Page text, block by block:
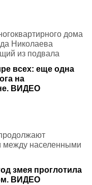
дома
Николаева
из подвала
всех: еще одна
на
ВИДЕО
между населенными
змея проглотила
ВИДЕО